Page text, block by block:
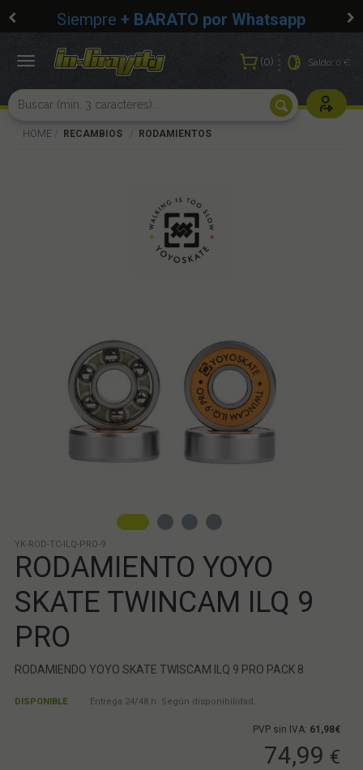
Siempre + BARATO por Whatsapp
0 Saldo:0 €
Usuarios
Toggle
HOME RECAMBIOS RODAMIENTOS
YK-ROD-TC-ILQ-PRO-9
RODAMIENTO YOYO
SKATE TWINCAM ILQ 9
PRO
RODAMIENDO YOYO SKATE TWISCAM ILQ 9 PRO PACK 8
DISPONIBLE Entrega 24/48 h. Según disponibilidad.
PVP sin IVA: 61,98€
74,99 €